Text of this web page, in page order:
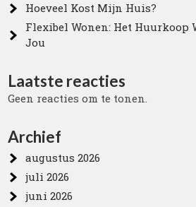
Hoeveel Kost Mijn Huis?
Flexibel Wonen: Het Huurkoop
Jou
Laatste reacties
Geen reacties om te tonen.
Archief
augustus 2026
juli 2026
juni 2026